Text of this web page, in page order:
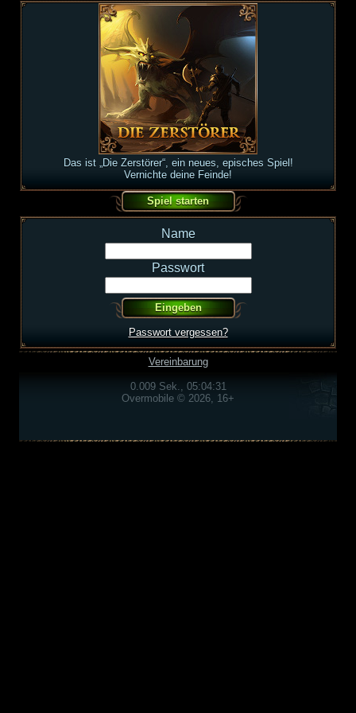
Das ist „Die Zerstörer“, ein neues, episches Spiel!
Vernichte deine Feinde!
Name
Passwort
Passwort vergessen?
Vereinbarung
0.009 Sek., 05:04:31
Overmobile © 2026, 16+